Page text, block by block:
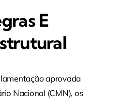
E
aprovada
Nacional (CMN), os